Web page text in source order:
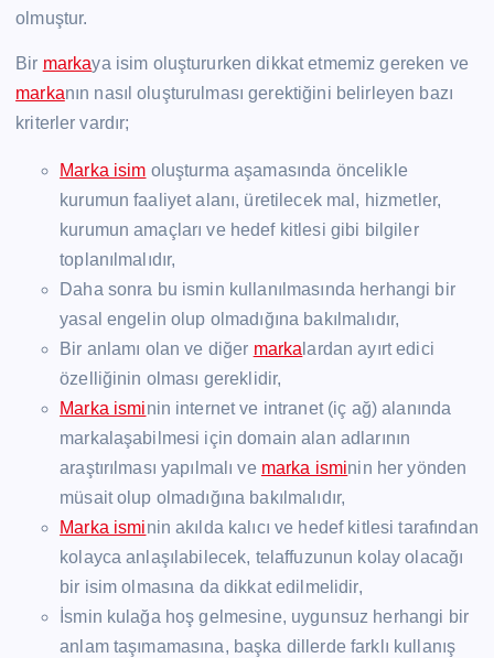
olmuştur.
Bir markaya isim oluştururken dikkat etmemiz gereken ve
markanın nasıl oluşturulması gerektiğini belirleyen bazı
kriterler vardır;
Marka isim oluşturma aşamasında öncelikle
kurumun faaliyet alanı, üretilecek mal, hizmetler,
kurumun amaçları ve hedef kitlesi gibi bilgiler
toplanılmalıdır,
Daha sonra bu ismin kullanılmasında herhangi bir
yasal engelin olup olmadığına bakılmalıdır,
Bir anlamı olan ve diğer marka lardan ayırt edici
özelliğinin olması gereklidir,
Marka isminin internet ve intranet (iç ağ) alanında
markalaşabilmesi için domain alan adlarının
araştırılması yapılmalı ve marka isminin her yönden
müsait olup olmadığına bakılmalıdır,
Marka isminin akılda kalıcı ve hedef kitlesi tarafından
kolayca anlaşılabilecek, telaffuzunun kolay olacağı
bir isim olmasına da dikkat edilmelidir,
İsmin kulağa hoş gelmesine, uygunsuz herhangi bir
anlam taşımamasına, başka dillerde farklı kullanış